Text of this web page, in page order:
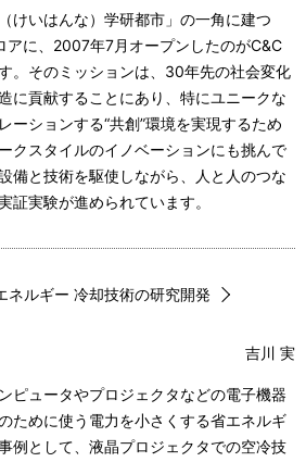
けいはんな）学研都市」の一角に建つ
アに、2007年7月オープンしたのがC&C
。そのミッションは、30年先の社会変化
に貢献することにあり、特にユニークな
ーションする“共創”環境を実現するため
クスタイルのイノベーションにも挑んで
備と技術を駆使しながら、人と人のつな
証実験が進められています。
ネルギー 冷却技術の研究開発
吉川 実
ピュータやプロジェクタなどの電子機器
ために使う電力を小さくする省エネルギ
例として、液晶プロジェクタでの空冷技